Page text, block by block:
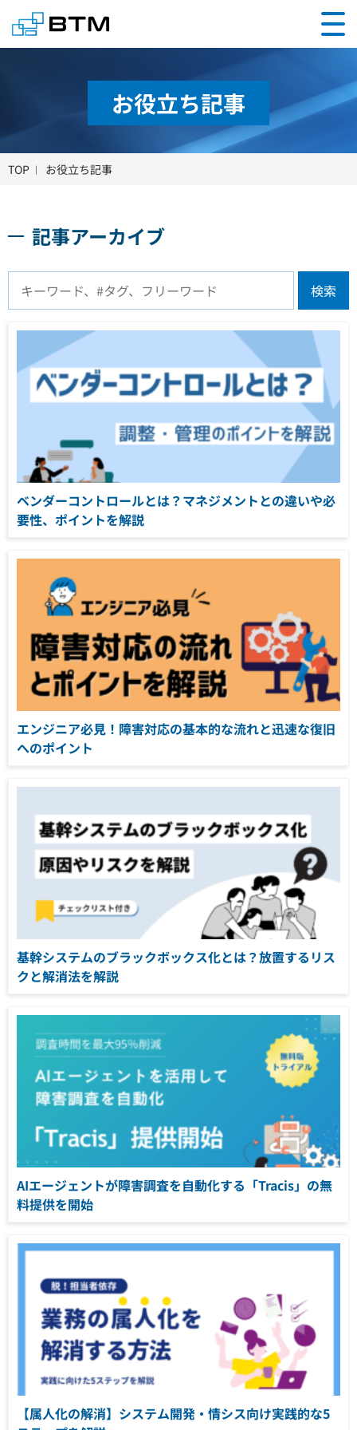
お役立ち記事
TOP お役立ち記事
記事アーカイブ
検索
ベンダーコントロールとは？マネジメントとの違いや必
要性、ポイントを解説
エンジニア必見！障害対応の基本的な流れと迅速な復旧
へのポイント
基幹システムのブラックボックス化とは？放置するリス
クと解消法を解説
AIエージェントが障害調査を自動化する「Tracis」の無
料提供を開始
【属人化の解消】システム開発・情シス向け実践的な5